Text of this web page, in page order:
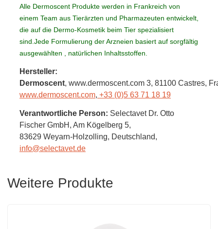
Alle Dermoscent Produkte werden in Frankreich von
einem Team aus Tierärzten und Pharmazeuten entwickelt,
die auf die Dermo-Kosmetik beim Tier spezialisiert
sind.Jede Formulierung der Arzneien basiert auf sorgfältig
ausgewählten , natürlichen Inhaltsstoffen.
Hersteller:
Dermoscent, www.dermoscent.com 3, 81100 Castres,
www.dermoscent.com, +33 (0)5 63 71 18 19
Verantwortliche Person: Selectavet Dr. Otto
Fischer GmbH, Am Kögelberg 5,
83629 Weyarn-Holzolling, Deutschland,
info@selectavet.de
Weitere Produkte